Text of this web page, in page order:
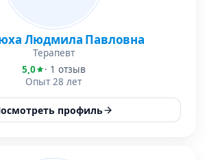
Людмила Павловна
Терапевт
5,0
· 1 отзыв
Опыт 28 лет
профиль